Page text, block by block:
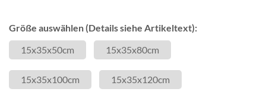
Größe auswählen (Details siehe Artikeltext):
15x35x50cm
15x35x80cm
15x35x100cm 15x35x120cm